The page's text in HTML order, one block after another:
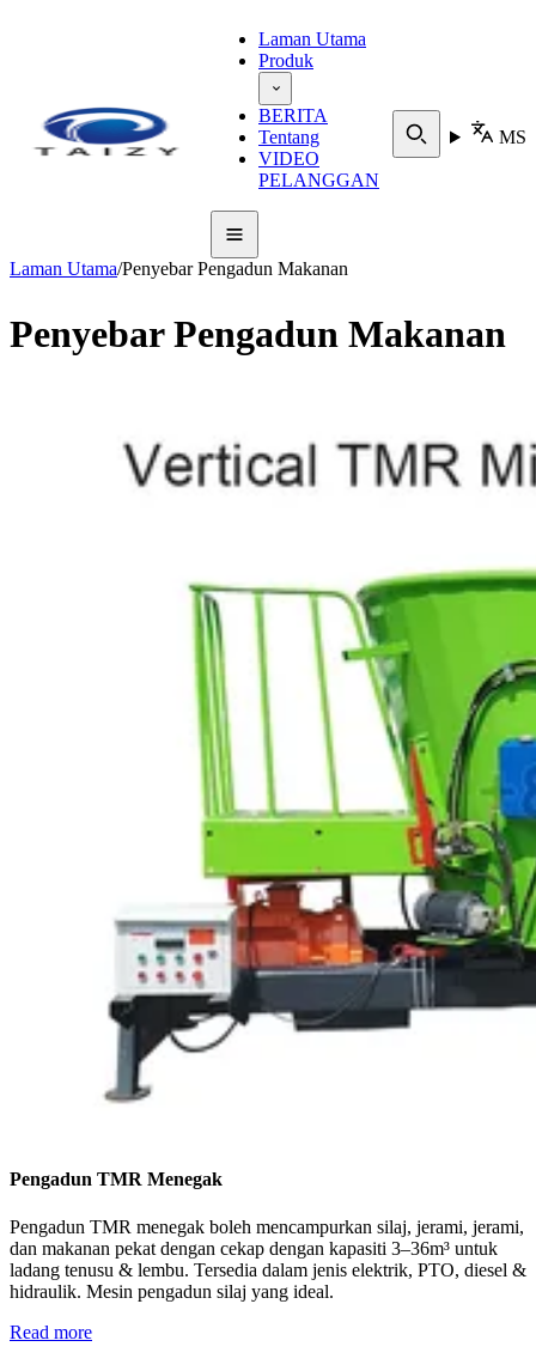
Laman Utama
Produk
BERITA
Tentang
VIDEO
PELANGGAN
MS
Laman Utama/Penyebar Pengadun Makanan
Penyebar Pengadun Makanan
Pengadun TMR Menegak
Pengadun TMR menegak boleh mencampurkan silaj, jerami, jerami,
dan makanan pekat dengan cekap dengan kapasiti 3–36m³ untuk
ladang tenusu & lembu. Tersedia dalam jenis elektrik, PTO, diesel &
hidraulik. Mesin pengadun silaj yang ideal.
Read more